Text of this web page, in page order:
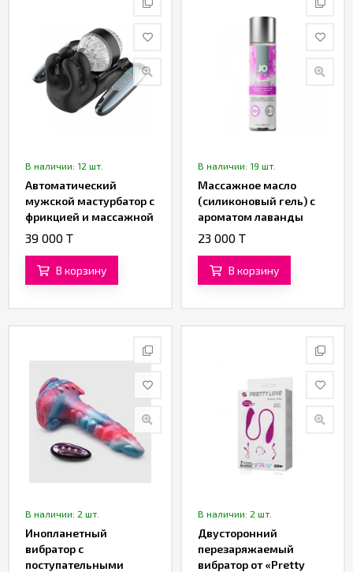
В наличии: 12 шт.
Автоматический
мужской мастурбатор с
фрикцией и массажной
стимуляцией от
39 000 T
В корзину
В наличии: 19 шт.
Массажное масло
(силиконовый гель) с
ароматом лаванды
«All-in-One Sensual
«System JO» (120 ML)
23 000 T
В корзину
В наличии: 2 шт.
Инопланетный
вибратор с
поступательными
В наличии: 2 шт.
Двусторонний
перезаряжаемый
вибратор от «Pretty